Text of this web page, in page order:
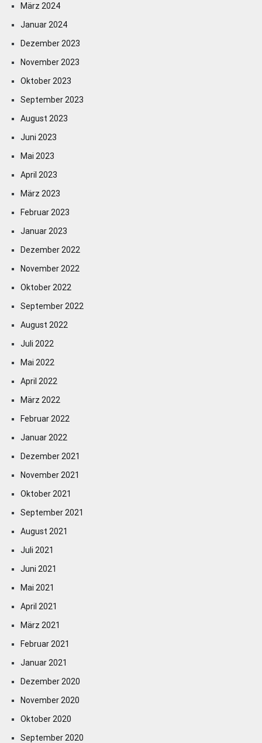
März 2024
Januar 2024
Dezember 2023
November 2023
Oktober 2023
September 2023
August 2023
Juni 2023
Mai 2023
April 2023
März 2023
Februar 2023
Januar 2023
Dezember 2022
November 2022
Oktober 2022
September 2022
August 2022
Juli 2022
Mai 2022
April 2022
März 2022
Februar 2022
Januar 2022
Dezember 2021
November 2021
Oktober 2021
September 2021
August 2021
Juli 2021
Juni 2021
Mai 2021
April 2021
März 2021
Februar 2021
Januar 2021
Dezember 2020
November 2020
Oktober 2020
September 2020